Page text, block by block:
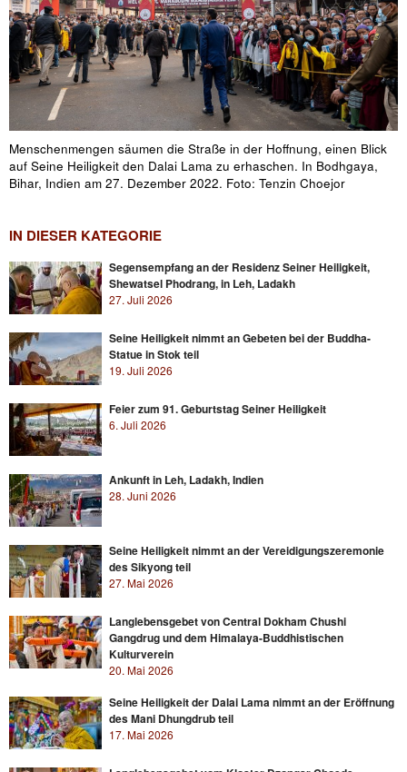
Menschenmengen säumen die Straße in der Hoffnung, einen Blick
auf Seine Heiligkeit den Dalai Lama zu erhaschen. In Bodhgaya,
Bihar, Indien am 27. Dezember 2022. Foto: Tenzin Choejor
IN DIESER KATEGORIE
Segensempfang an der Residenz Seiner Heiligkeit,
Shewatsel Phodrang, in Leh, Ladakh
27. Juli 2026
Seine Heiligkeit nimmt an Gebeten bei der Buddha-
Statue in Stok teil
19. Juli 2026
Feier zum 91. Geburtstag Seiner Heiligkeit
6. Juli 2026
Ankunft in Leh, Ladakh, Indien
28. Juni 2026
Seine Heiligkeit nimmt an der Vereidigungszeremonie
des Sikyong teil
27. Mai 2026
Langlebensgebet von Central Dokham Chushi
Gangdrug und dem Himalaya-Buddhistischen
Kulturverein
20. Mai 2026
Seine Heiligkeit der Dalai Lama nimmt an der Eröffnung
des Mani Dhungdrub teil
17. Mai 2026